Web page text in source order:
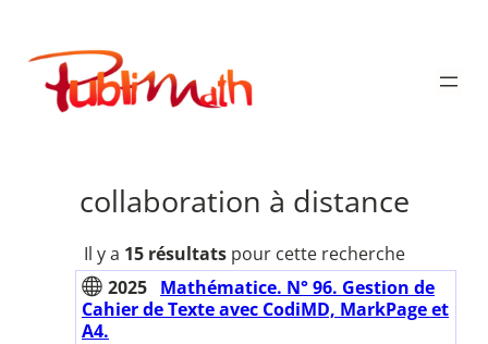
contenu
Publimath
collaboration à distance
Il y a 15 résultatspour cette recherche
2025 Mathématice. N° 96. Gestion de
Cahier de Texte avec CodiMD, MarkPage et
A4.